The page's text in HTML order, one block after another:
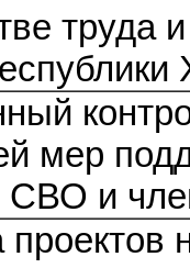
труда
мер
СВО и
проектов